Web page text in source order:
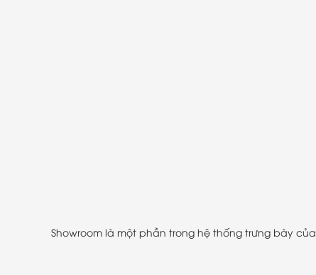
Showroom là một phần trong hệ thống trưng bày của